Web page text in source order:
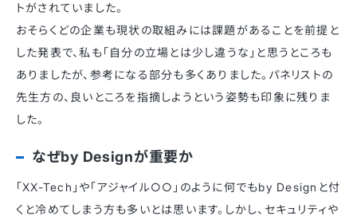
トがされていました。
おそらくどの企業も現状の取組みには課題があることを前提と
した発表で、私も「自分の立場とは少し違うな」と思うところも
ありましたが、参考になる部分も多くありました。パネリストの
先生方の、良いところを指摘しようという姿勢も印象に残りま
した。
なぜby Designが重要か
「XX-Tech」や「アジャイル○○」のように何でもby Designと付
くと冷めてしまう方も多いとは思います。しかし、セキュリティや